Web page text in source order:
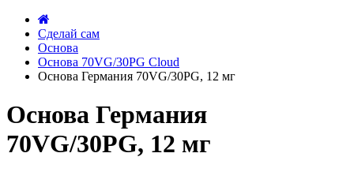
Сделай сам
Основа
Основа 70VG/30PG Cloud
Основа Германия 70VG/30PG, 12 мг
Основа Германия
70VG/30PG, 12 мг